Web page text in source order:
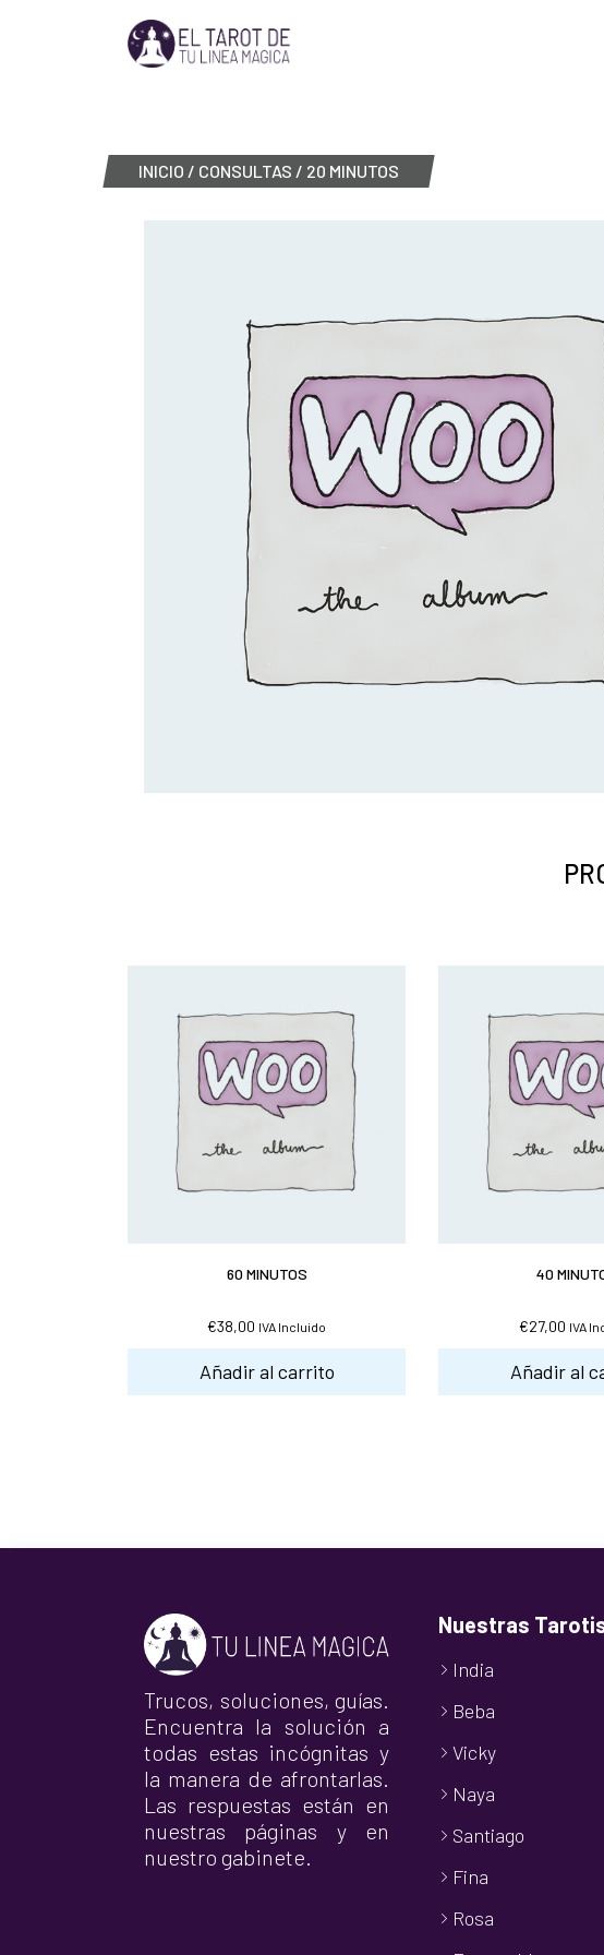
INICIO / CONSULTAS / 20 MINUTOS
60 MINUTOS
€38,00 IVA Incluido
Añadir al carrito
40
€27,00 IVA
Añadir al
Trucos, soluciones, guías.
Encuentra la solución a
todas estas incógnitas y
la manera de afrontarlas.
Las respuestas están en
nuestras páginas y en
nuestro gabinete.
Nuestras
India
Beba
Vicky
Naya
Santiago
Fina
Rosa